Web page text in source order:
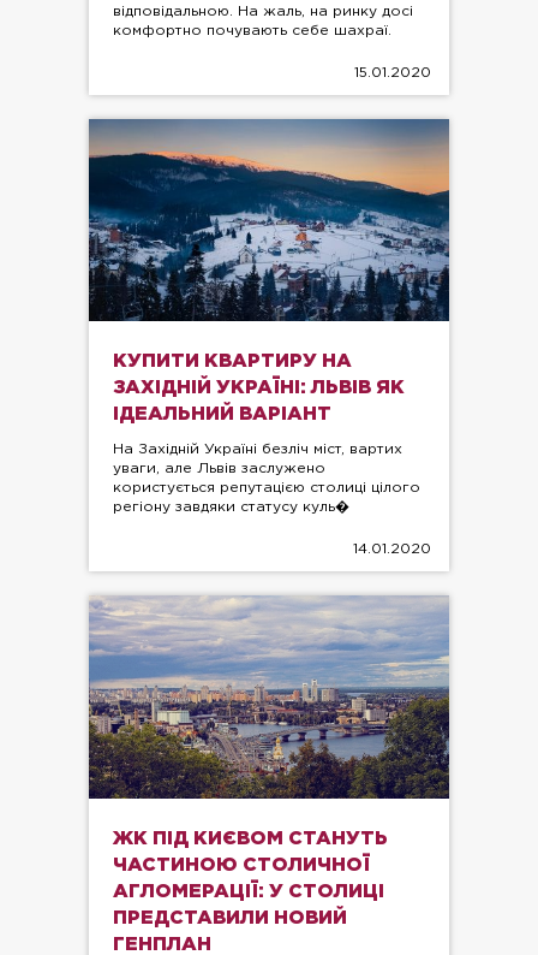
відповідальною. На жаль, на ринку досі
комфортно почувають себе шахраї.
15.01.2020
КУПИТИ КВАРТИРУ НА
ЗАХІДНІЙ УКРАЇНІ: ЛЬВІВ ЯК
ІДЕАЛЬНИЙ ВАРІАНТ
На Західній Україні безліч міст, вартих
уваги, але Львів заслужено
користується репутацією столиці цілого
регіону завдяки статусу куль�
14.01.2020
ЖК ПІД КИЄВОМ СТАНУТЬ
ЧАСТИНОЮ СТОЛИЧНОЇ
АГЛОМЕРАЦІЇ: У СТОЛИЦІ
ПРЕДСТАВИЛИ НОВИЙ
ГЕНПЛАН